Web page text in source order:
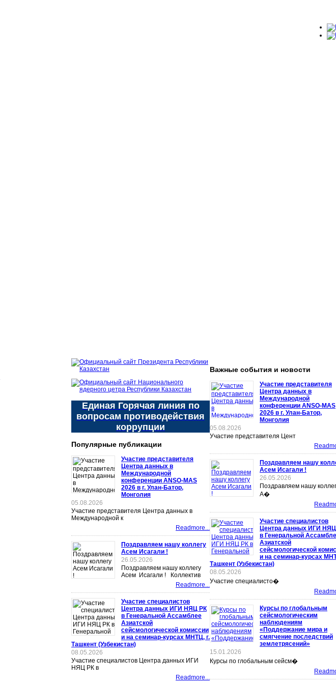
Единая Горячая линия по
вопросам противодействия
коррупции
Популярные публикации
Участие представителя
Центра данных в
Международной
конференции ANSO-MAS
2026 в г. Улан-Батор,
Монголия
05.08.2026
Участие представителя Центра данных в
Международной к
Readmore...
Поздравляем нашу коллегу
Асем Исагали !
26.05.2026
Поздравляем нашу коллегу
Асем Исагали ! Коллектив
Readmore...
Участие специалистов
Центра данных ИГИ НЯЦ РК
в Генеральной Ассамблее
Азиатской
сейсмологической комиссии
и на семинар-курсах МНТЦ, г.
Ташкент (Узбекистан)
08.05.2026
Участие специалистов Центра данных ИГИ
НЯЦ РК в
Readmore...
Важные события и новости
Участие представителя
Центра данных в
Международной
конференции ANSO-MAS
2026 в г. Улан-Батор,
Монголия
05.08.2026
Участие представителя Цент
Поздравляем нашу
Асем Исагали !
26.05.2026
Поздравляем нашу
А�
Участие специалистов
Центра данных ИГИ
в Генеральной
Азиатской
сейсмологической
и на семинар-курсах
Ташкент (Узбекистан)
08.05.2026
Участие специалисто�
Курсы по глобальным
сейсмологическим
наблюдениям
«Поддержание мира и
смягчение последствий
землетрясений»
15.01.2026
Курсы по глобальным сейсм�